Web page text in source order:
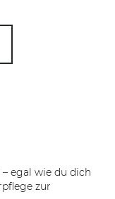
egal wie du dich
zur